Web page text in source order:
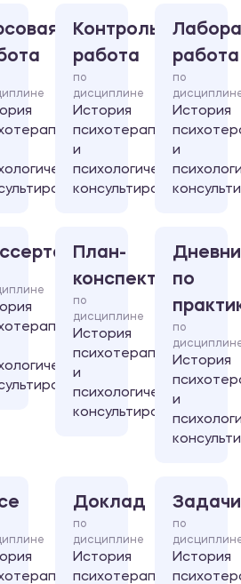
Контрольная
работа
по
дисциплине
История
психотерапии
и
психологического
консультирования
работа
по
История
и
План-
конспект
по
дисциплине
История
психотерапии
и
психологического
консультирования
по
по
История
и
Доклад
по
дисциплине
История
психотерапии
Задачи
по
История